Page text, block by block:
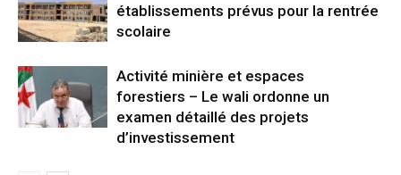
établissements prévus pour la rentrée
scolaire
Activité minière et espaces
forestiers – Le wali ordonne un
examen détaillé des projets
d’investissement